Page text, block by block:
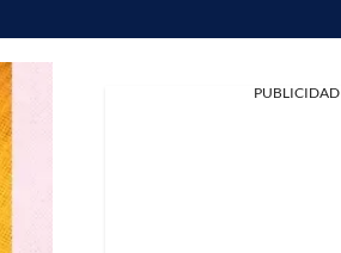
PUBLICIDAD